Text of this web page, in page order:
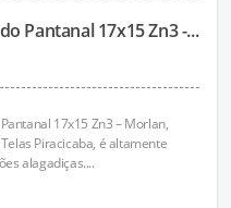
Pantanal 17x15 Zn3 -...
17x15 Zn3 – Morlan,
Piracicaba, é altamente
alagadiças....